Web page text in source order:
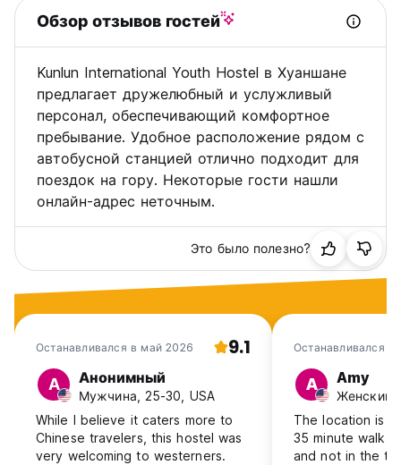
Обзор отзывов гостей
Kunlun International Youth Hostel в Хуаншане
предлагает дружелюбный и услужливый
персонал, обеспечивающий комфортное
пребывание. Удобное расположение рядом с
автобусной станцией отлично подходит для
поездок на гору. Некоторые гости нашли
онлайн-адрес неточным.
Это было полезно?
Останавливался в май 2026 9.1
А Анонимный
Мужчина, 25-30, USA
While I believe it caters more to
Chinese travelers, this hostel was
very welcoming to westerners.
Останавливался в
A Amy
Женский,
The location is
35 minute walk
and not in the